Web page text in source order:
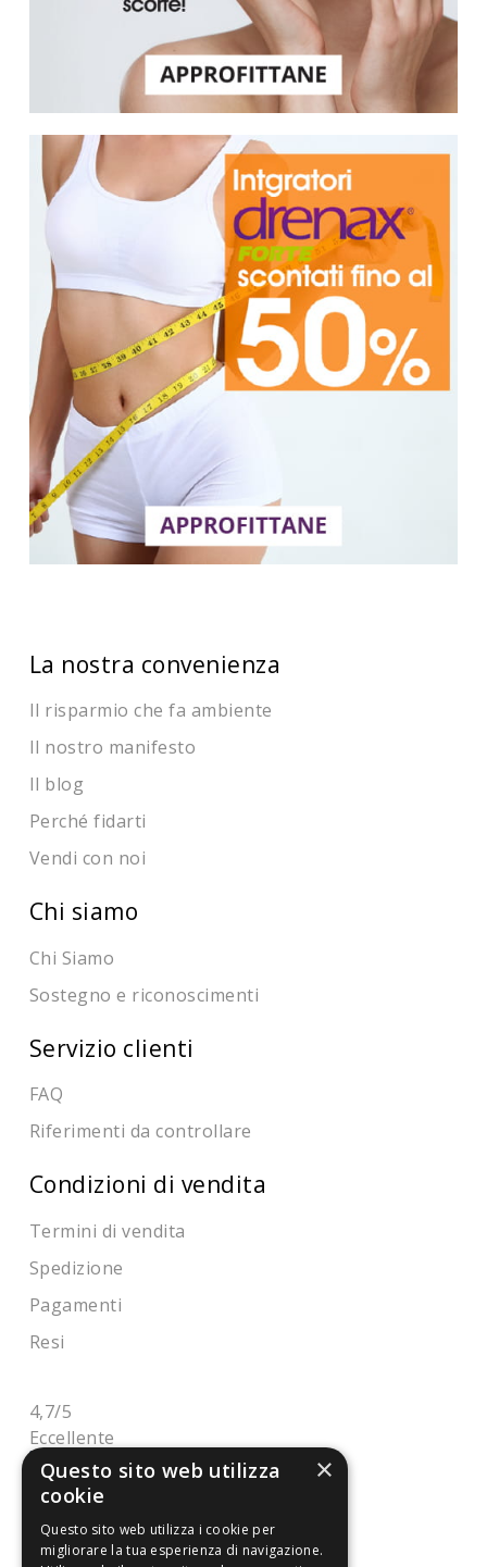
La nostra convenienza
Il risparmio che fa ambiente
Il nostro manifesto
Il blog
Perché fidarti
Vendi con noi
Chi siamo
Chi Siamo
Sostegno e riconoscimenti
Servizio clienti
FAQ
Riferimenti da controllare
Condizioni di vendita
Termini di vendita
Spedizione
Pagamenti
Resi
4,7/5
Eccellente
Recensioni
×
Questo sito web utilizza
cookie
Questo sito web utilizza i cookie per
migliorare la tua esperienza di navigazione.